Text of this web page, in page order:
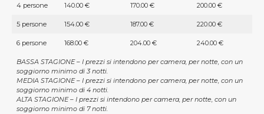
4 persone 140.00 € 170.00 € 200.00 €
5 persone 154.00 € 187.00 € 220.00 €
6 persone 168.00 € 204.00 € 240.00 €
BASSA STAGIONE – I prezzi si intendono per camera, per notte, con un
soggiorno minimo di 3 notti.
MEDIA STAGIONE – I prezzi si intendono per camera, per notte, con un
soggiorno minimo di 4 notti.
ALTA STAGIONE – I prezzi si intendono per camera, per notte, con un
soggiorno minimo di 7 notti.